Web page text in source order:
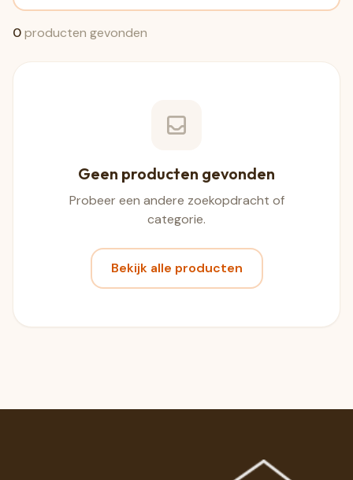
0producten gevonden
Geen producten gevonden
Probeer een andere zoekopdracht of
categorie.
Bekijk alle producten